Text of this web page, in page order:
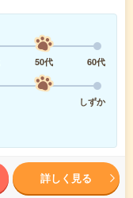
50代
60代
しずか
詳しく見る